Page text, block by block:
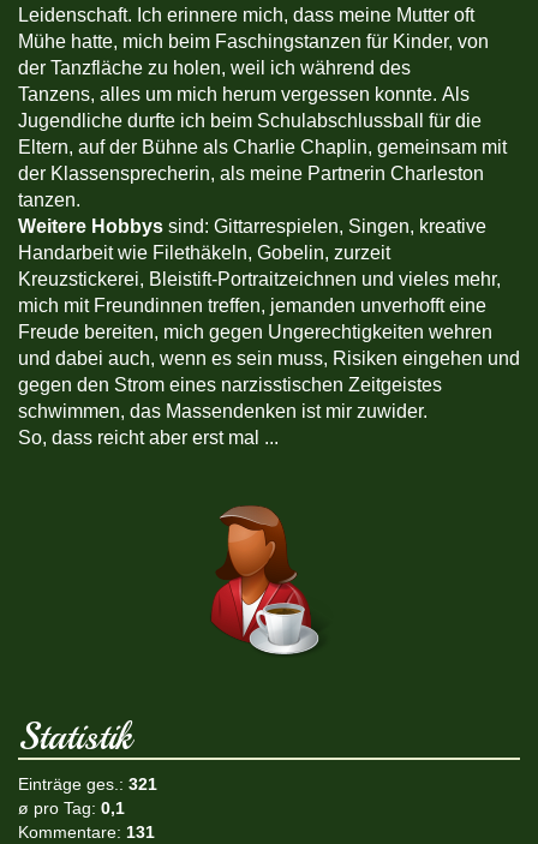
Leidenschaft. Ich erinnere mich, dass meine Mutter oft
Mühe hatte, mich beim Faschingstanzen für Kinder, von
der Tanzfläche zu holen, weil ich während des
Tanzens, alles um mich herum vergessen konnte. Als
Jugendliche durfte ich beim Schulabschlussball für die
Eltern, auf der Bühne als Charlie Chaplin, gemeinsam mit
der Klassensprecherin, als meine Partnerin Charleston
tanzen.
Weitere Hobbys sind: Gittarrespielen, Singen, kreative
Handarbeit wie Filethäkeln, Gobelin, zurzeit
Kreuzstickerei, Bleistift-Portraitzeichnen und vieles mehr,
mich mit Freundinnen treffen, jemanden unverhofft eine
Freude bereiten, mich gegen Ungerechtigkeiten wehren
und dabei auch, wenn es sein muss, Risiken eingehen und
gegen den Strom eines narzisstischen Zeitgeistes
schwimmen, das Massendenken ist mir zuwider.
So, dass reicht aber erst mal ...
Statistik
Einträge ges.: 321
ø pro Tag: 0,1
Kommentare: 131